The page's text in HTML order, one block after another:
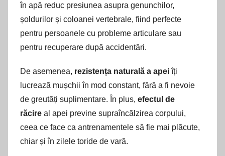
în apă reduc presiunea asupra genunchilor,
șoldurilor și coloanei vertebrale, fiind perfecte
pentru persoanele cu probleme articulare sau
pentru recuperare după accidentări.
De asemenea, rezistența naturală a apeiîți
lucrează mușchii în mod constant, fără a fi nevoie
de greutăți suplimentare. În plus, efectul de
răcire al apei previne supraîncălzirea corpului,
ceea ce face ca antrenamentele să fie mai plăcute,
chiar și în zilele toride de vară.